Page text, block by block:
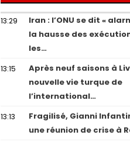
13:29
Iran : l’ONU se dit «
la hausse des
les…
13:15
Après neuf saisons à
nouvelle vie turque de
l’international…
13:13
Fragilisé, Gianni
une réunion de crise à